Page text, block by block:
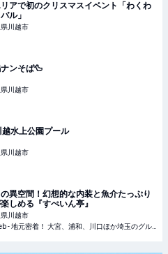
アで初のクリスマスイベント「わくわ
ル」
川越市
ンそば🦆
川越市
水上公園プール
川越市
の異空間！幻想的な内装と魚介たっぷり
しめる『すぺいん亭』
川越市